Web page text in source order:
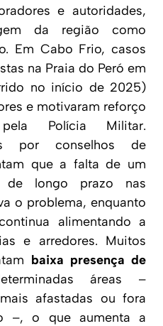
e autoridades,
da região como
Em Cabo Frio, casos
na Praia do Peró em
no início de 2025)
e motivaram reforço
Polícia Militar.
por conselhos de
que a falta de um
de longo prazo nas
o problema, enquanto
alimentando a
e arredores. Muitos
baixa presença de
áreas –
afastadas ou fora
–, o que aumenta a